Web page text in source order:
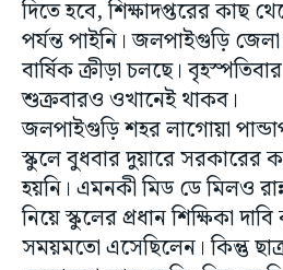
দিতে হবে, শিক্ষাদপ্তরের কাছ
পর্যন্ত পাইনি। জলপাইগুড়ি
বার্ষিক ক্রীড়া চলছে।
শুক্রবারও ওখানেই থাকব।
জলপাইগুড়ি শহর লাগোয়া
স্কুলে বুধবার দুয়ারে সরকারের
হয়নি। এমনকী মিড ডে মিলও
নিয়ে স্কুলের প্রধান শিক্ষিকা
সময়মতো এসেছিলেন। কিন্তু